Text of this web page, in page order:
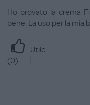
Ho provato la crema
bene. La uso per la mia
Utile
(0)